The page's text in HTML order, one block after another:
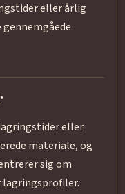
eller årlig
eller
materiale, og
sig om
lagringsprofiler.